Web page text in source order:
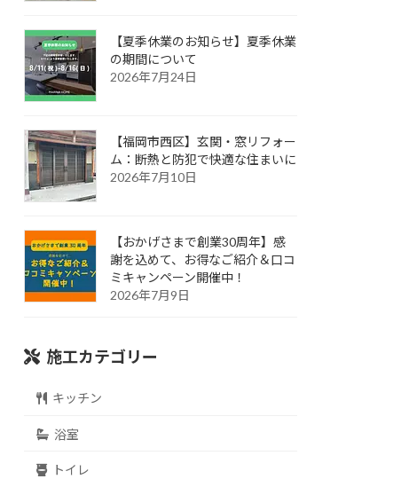
【夏季休業のお知らせ】夏季休業
の期間について
2026年7月24日
【福岡市西区】玄関・窓リフォー
ム：断熱と防犯で快適な住まいに
2026年7月10日
【おかげさまで創業30周年】感
謝を込めて、お得なご紹介＆口コ
ミキャンペーン開催中！
2026年7月9日
施工カテゴリー
キッチン
浴室
トイレ